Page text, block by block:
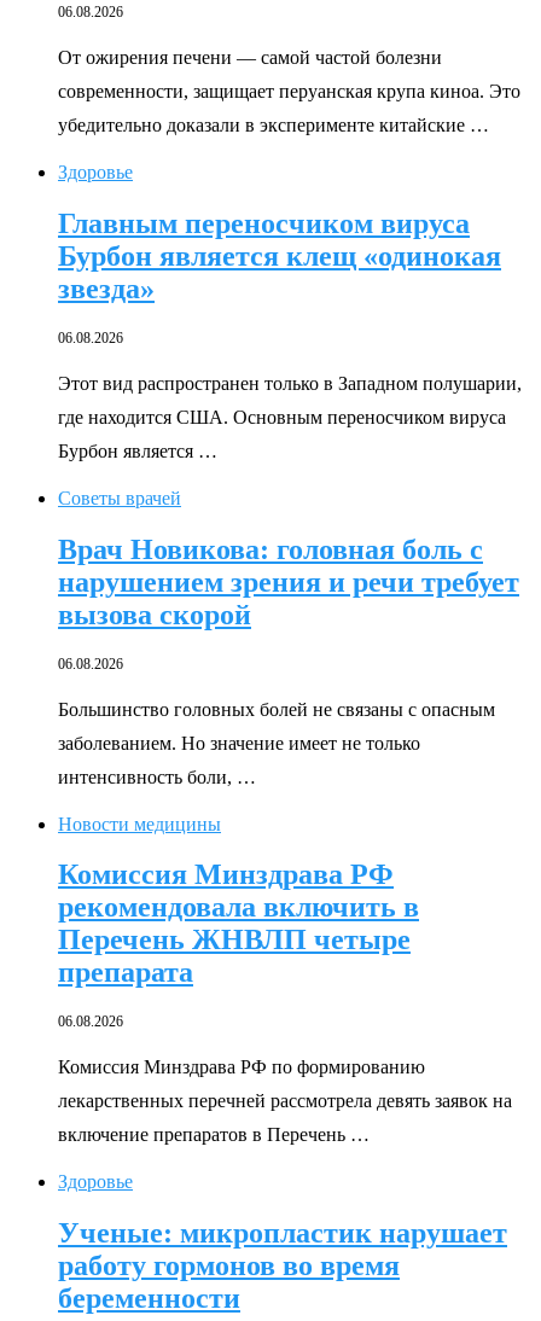
06.08.2026
От ожирения печени — самой частой болезни
современности, защищает перуанская крупа киноа. Это
убедительно доказали в эксперименте китайские …
Здоровье
Главным переносчиком вируса
Бурбон является клещ «одинокая
звезда»
06.08.2026
Этот вид распространен только в Западном полушарии,
где находится США. Основным переносчиком вируса
Бурбон является …
Советы врачей
Врач Новикова: головная боль с
нарушением зрения и речи требует
вызова скорой
06.08.2026
Большинство головных болей не связаны с опасным
заболеванием. Но значение имеет не только
интенсивность боли, …
Новости медицины
Комиссия Минздрава РФ
рекомендовала включить в
Перечень ЖНВЛП четыре
препарата
06.08.2026
Комиссия Минздрава РФ по формированию
лекарственных перечней рассмотрела девять заявок на
включение препаратов в Перечень …
Здоровье
Ученые: микропластик нарушает
работу гормонов во время
беременности